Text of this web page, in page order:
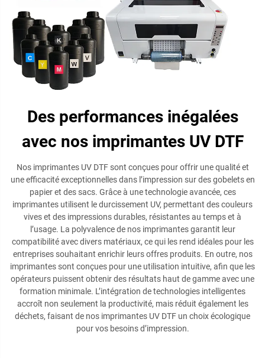
Des performances inégalées
avec nos imprimantes UV DTF
Nos imprimantes UV DTF sont conçues pour offrir une qualité et
une efficacité exceptionnelles dans l’impression sur des gobelets en
papier et des sacs. Grâce à une technologie avancée, ces
imprimantes utilisent le durcissement UV, permettant des couleurs
vives et des impressions durables, résistantes au temps et à
l’usage. La polyvalence de nos imprimantes garantit leur
compatibilité avec divers matériaux, ce qui les rend idéales pour les
entreprises souhaitant enrichir leurs offres produits. En outre, nos
imprimantes sont conçues pour une utilisation intuitive, afin que les
opérateurs puissent obtenir des résultats haut de gamme avec une
formation minimale. L’intégration de technologies intelligentes
accroît non seulement la productivité, mais réduit également les
déchets, faisant de nos imprimantes UV DTF un choix écologique
pour vos besoins d’impression.